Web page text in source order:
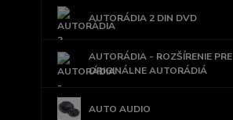
AUTORÁDIA 2 DIN DVD
AUTORÁDIA - ROZŠÍRENIE PRE
ORIGINÁLNE AUTORÁDIÁ
AUTO AUDIO